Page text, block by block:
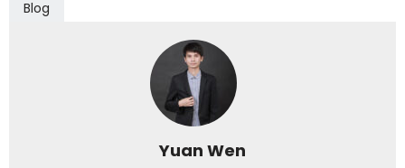
Blog
Yuan Wen